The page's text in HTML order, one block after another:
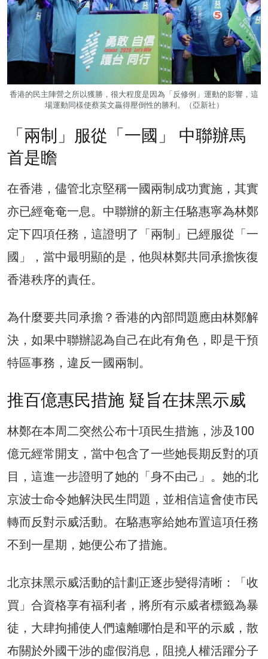
香港的民主陣營之所以獲勝，很大程度是因為「反修例」運動的影響，這
場運動同樣使蔡英文贏得壓倒性的勝利。（亞新社）
「兩制」服從「一國」 中聯辦馬
首是瞻
在香港，儘管北京堅稱一國兩制成功實施，其實
亦已經奄奄一息。中聯辦的新主任駱惠寧為林鄭
定下四項任務，這證明了「兩制」已經服從「一
國」，當中最明顯的是，他與林鄭共同承擔恢復
香港秩序的責任。
為什麼要共同承擔？香港的內部問題應由林鄭解
決，如果中聯辦認為自己在此有角色，即是干預
特區事務，違反一國兩制。
推百億惠民措施 疑旨在抹黑示威
林鄭在本周二突然公布十項民生措施，涉及100
億元經常開支，當中包含了一些她長期反對的項
目，這進一步證明了她的「身不由己」。她的北
京波士命令她解決民生問題，並相信這會使市民
轉而反對示威活動。在駱惠寧給她布置這項任務
不到一星期，她便公布了措施。
北京抹黑示威活動的計劃正逐步變得清晰：「收
買」合資格享有福利者，將所有示威者標籤為暴
徒，大肆拘捕使人們遠離哪怕是和平的示威，散
布關於外國干涉的虛假消息，阻撓人權活躍分子